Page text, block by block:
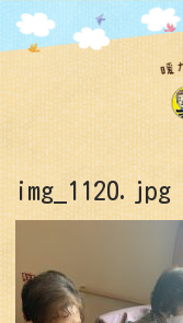
テ
ン
ツ
へ
ス
キ
ッ
プ
img_1120.jpg